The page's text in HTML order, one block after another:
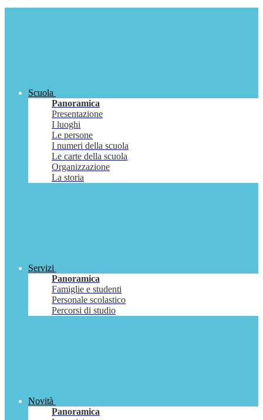
Scuola
Panoramica
Presentazione
I luoghi
Le persone
I numeri della scuola
Le carte della scuola
Organizzazione
La storia
Servizi
Panoramica
Famiglie e studenti
Personale scolastico
Percorsi di studio
Novità
Panoramica